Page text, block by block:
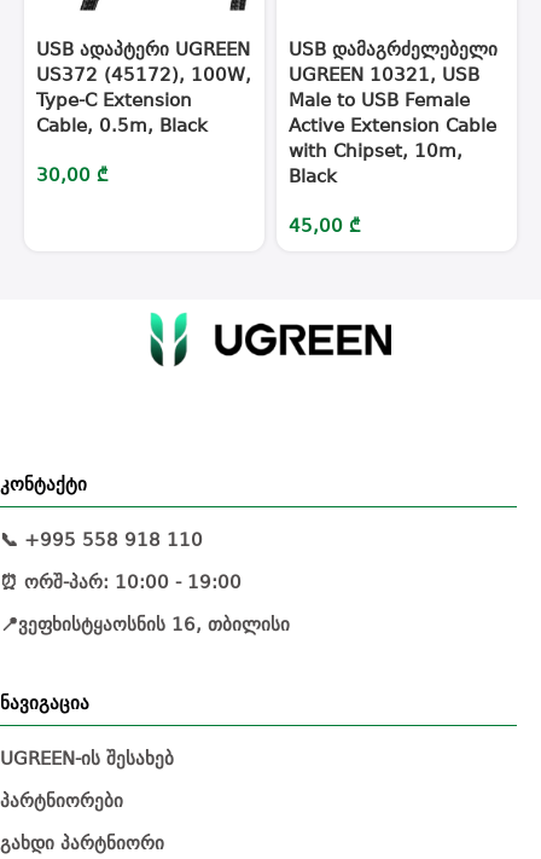
USB ადაპტერი UGREEN
US372 (45172), 100W,
Type-C Extension
Cable, 0.5m, Black
30,00 ₾
USB დამაგრძელებელი
UGREEN 10321, USB
Male to USB Female
Active Extension Cable
with Chipset, 10m,
Black
45,00 ₾
კონტაქტი
📞 +995 558 918 110
⏰ ორშ-პარ: 10:00 - 19:00
📍ვეფხისტყაოსნის 16, თბილისი
ნავიგაცია
UGREEN-ის შესახებ
პარტნიორები
გახდი პარტნიორი